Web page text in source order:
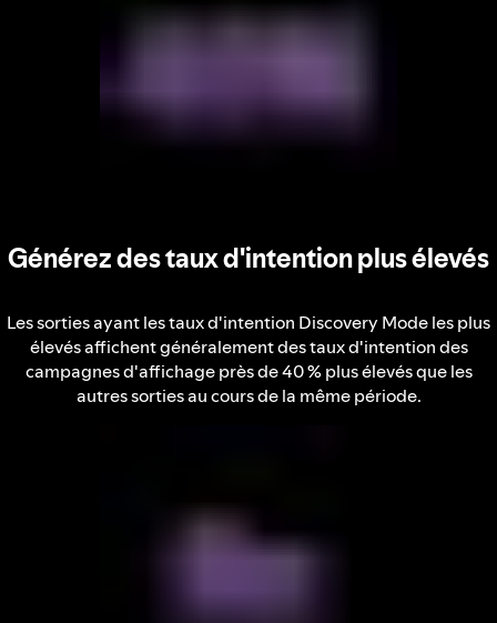
Générez des taux d'intention plus élevés
Les sorties ayant les taux d'intention Discovery Mode les plus
élevés affichent généralement des taux d'intention des
campagnes d'affichage près de 40 % plus élevés que les
autres sorties au cours de la même période.